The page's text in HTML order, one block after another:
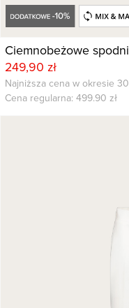
Ciemnobeżowe
249,90 zł
Najniższa cena w okresie
Cena regularna: 499.90 zł